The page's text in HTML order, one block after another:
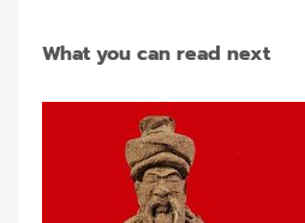
What you can read next